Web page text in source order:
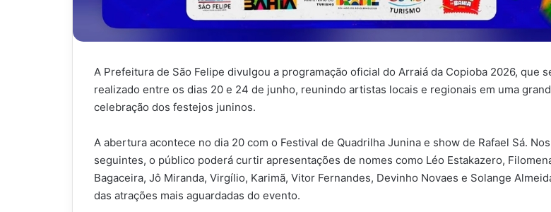
A Prefeitura de São Felipe divulgou a programação oficial do Arraiá da Copioba 2026, que
realizado entre os dias 20 e 24 de junho, reunindo artistas locais e regionais em uma
celebração dos festejos juninos.
A abertura acontece no dia 20 com o Festival de Quadrilha Junina e show de Rafael Sá.
seguintes, o público poderá curtir apresentações de nomes como Léo Estakazero,
Bagaceira, Jô Miranda, Virgílio, Karimã, Vitor Fernandes, Devinho Novaes e Solange
das atrações mais aguardadas do evento.